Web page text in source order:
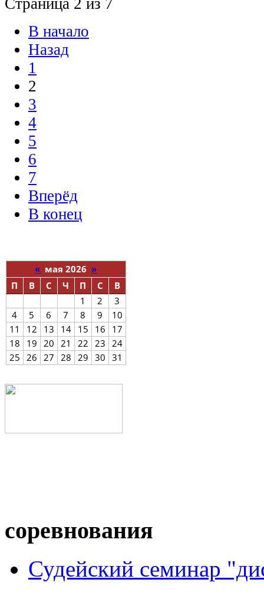
Страница 2 из 7
В начало
Назад
1
2
3
4
5
6
7
Вперёд
В конец
« мая 2026 »
П
В С Ч П С
В
1
2
3
4
5 6 7 8 9
10
11
12 13 14 15 16
17
18
19 20 21 22 23 24
25 26 27 28 29 30 31
соревнования
Судейский семинар